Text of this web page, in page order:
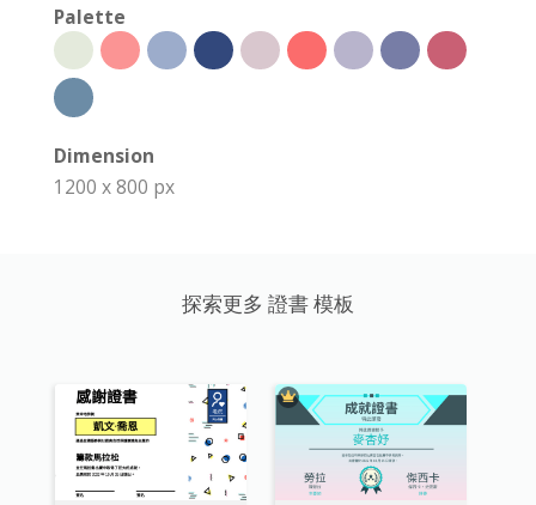
Palette
Dimension
1200 x 800 px
探索更多 證書 模板